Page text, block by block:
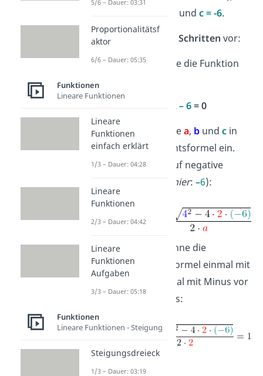
(Zahl vor dem x) undc = -6.
Jetzt gehst du in
3 Schritten vor:
Schritt 1
: Setze die Funktion
x– 6= 0
Schritt 2
: Setzea, b undc in
die Mitternachtsformel ein.
Achte dabei auf negative
hier: –6):
Schritt 3
: Rechne die
Mitternachtsformel einmal mit
Plus und einmal mit Minus vor
der Wurzel aus:
und
5/6 – Dauer: 03:31
Proportionalitätsf
aktor
6/6 – Dauer: 05:35
Funktionen
Lineare Funktionen
Lineare
Funktionen
einfach erklärt
1/3 – Dauer: 04:28
Lineare
Funktionen
2/3 – Dauer: 04:42
Lineare
Funktionen
Aufgaben
3/3 – Dauer: 05:18
Funktionen
Lineare Funktionen - Steigung
Steigungsdreieck
1/3 – Dauer: 03:19